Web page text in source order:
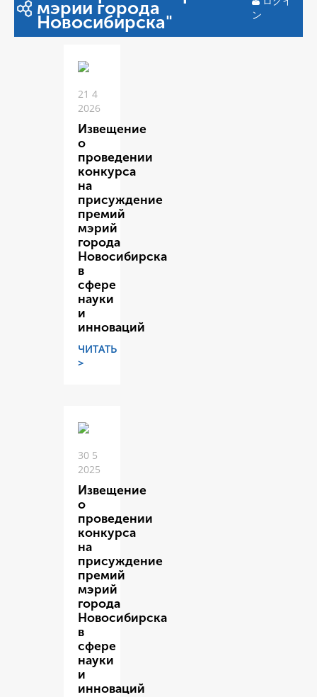
мэрии города
Новосибирска"
ン
21 4
2026
Извещение
о
проведении
конкурса
на
присуждение
премий
мэрий
города
Новосибирска
в
сфере
науки
и
инноваций
ЧИТАТЬ
>
30 5
2025
Извещение
о
проведении
конкурса
на
присуждение
премий
мэрий
города
Новосибирска
в
сфере
науки
и
инноваций